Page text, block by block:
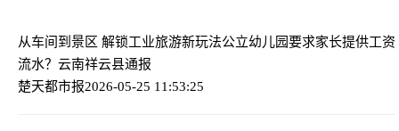
从车间到景区 解锁工业旅游新玩法公立幼儿园要求家长提供工资
流水？云南祥云县通报
楚天都市报2026-05-25 11:53:25